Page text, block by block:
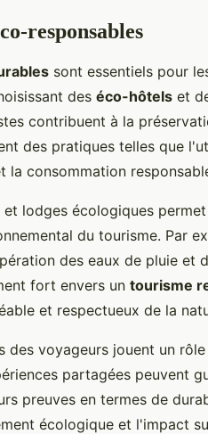
responsables
sont essentiels pour
des éco-hôtels et
contribuent à la
des pratiques telles que
la consommation
lodges écologiques
du tourisme. Par
des eaux de pluie et
fort envers un tourisme
et respectueux de la
des voyageurs jouent un
partagées peuvent
preuves en termes de
écologique et l'impact